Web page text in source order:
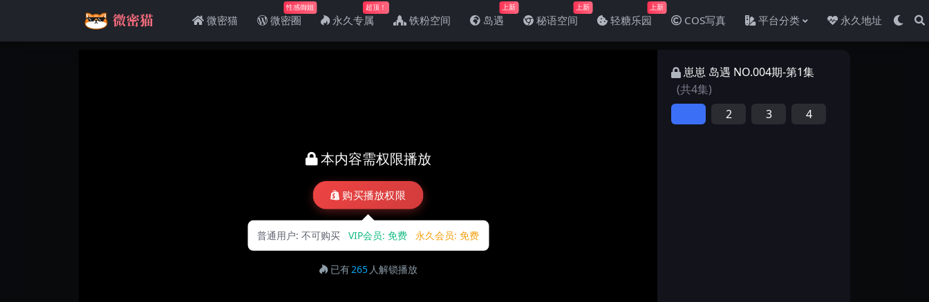
微密猫 微密圈
性感御姐
永久专属
超顶！
铁粉空间 岛遇
上新
秘语空间
上新
轻糖乐园
上新
COS写真 平台分类 永久地址
本内容需权限播放
购买播放权限
普通用户: 不可购买 VIP会员: 免费 永久会员: 免费
已有265 人解锁播放
崽崽 岛遇 NO.004期-第1集
(共4集)
2
3 4